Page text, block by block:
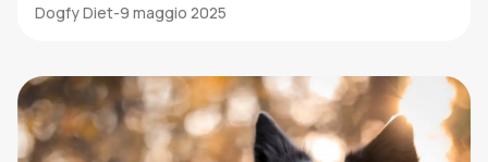
affettuoso con la propria famiglia Livello di
Necessità abitative: Spazi ampi; non adatto a […]
Dogfy Diet-9 maggio 2025